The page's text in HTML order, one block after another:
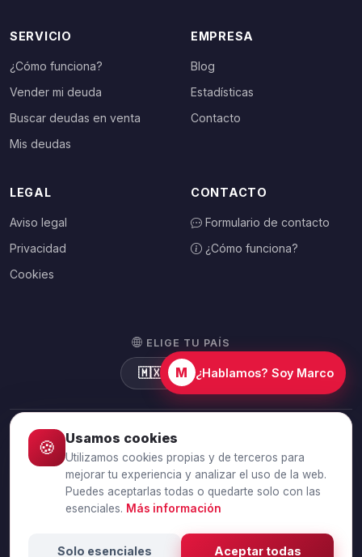
SERVICIO
¿Cómo funciona?
Vender mi deuda
Buscar deudas en venta
Mis deudas
EMPRESA
Blog
Estadísticas
Contacto
LEGAL
Aviso legal
Privacidad
Cookies
CONTACTO
Formulario de contacto
¿Cómo funciona?
ELIGE TU PAÍS
🇲🇽 México
© 2026 Debtalia.com. Todos los derechos reservados.
Conexión segura SSL · Pago seguro con Stripe
Vender deuda de particular
M ¿Hablamos? Soy Marco
🍪 Usamos cookies
Utilizamos cookies propias y de terceros para
mejorar tu experiencia y analizar el uso de la web.
Puedes aceptarlas todas o quedarte solo con las
esenciales. Más información
Solo esenciales Aceptar todas